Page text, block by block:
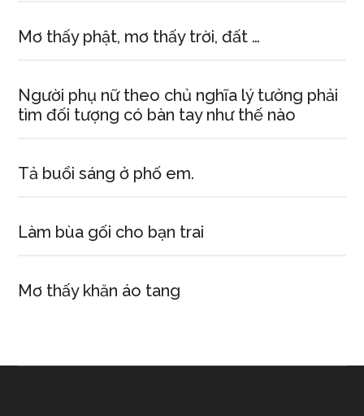
Mơ thấy phật, mơ thấy trời, đất …
Người phụ nữ theo chủ nghĩa lý tưởng phải
tìm đối tượng có bàn tay như thế nào
Tả buổi sáng ở phố em.
Làm bùa gối cho bạn trai
Mơ thấy khăn áo tang